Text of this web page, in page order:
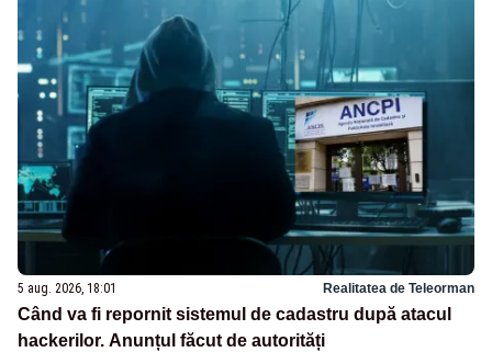
5 aug. 2026, 18:01 Realitatea de Teleorman
Când va fi repornit sistemul de cadastru după atacul
hackerilor. Anunțul făcut de autorități